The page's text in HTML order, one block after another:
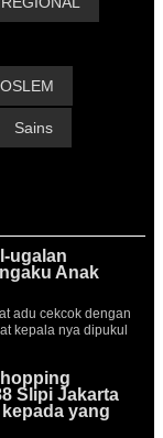
Sains
ugalan
Anak
adu cekcok dengan
kepala nya dipukul
Slipi Jakarta
yang